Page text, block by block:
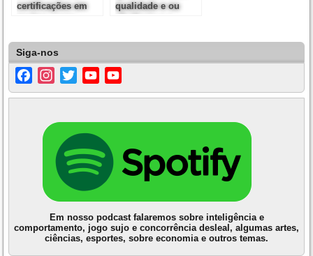
certificações em
sujo
qualidade e ou
desleal
Siga-nos
FacebookInstagramTwitterYouTube
Channel
Em nosso podcast falaremos sobre inteligência e
comportamento, jogo sujo e concorrência desleal, algumas artes,
ciências, esportes, sobre economia e outros temas.